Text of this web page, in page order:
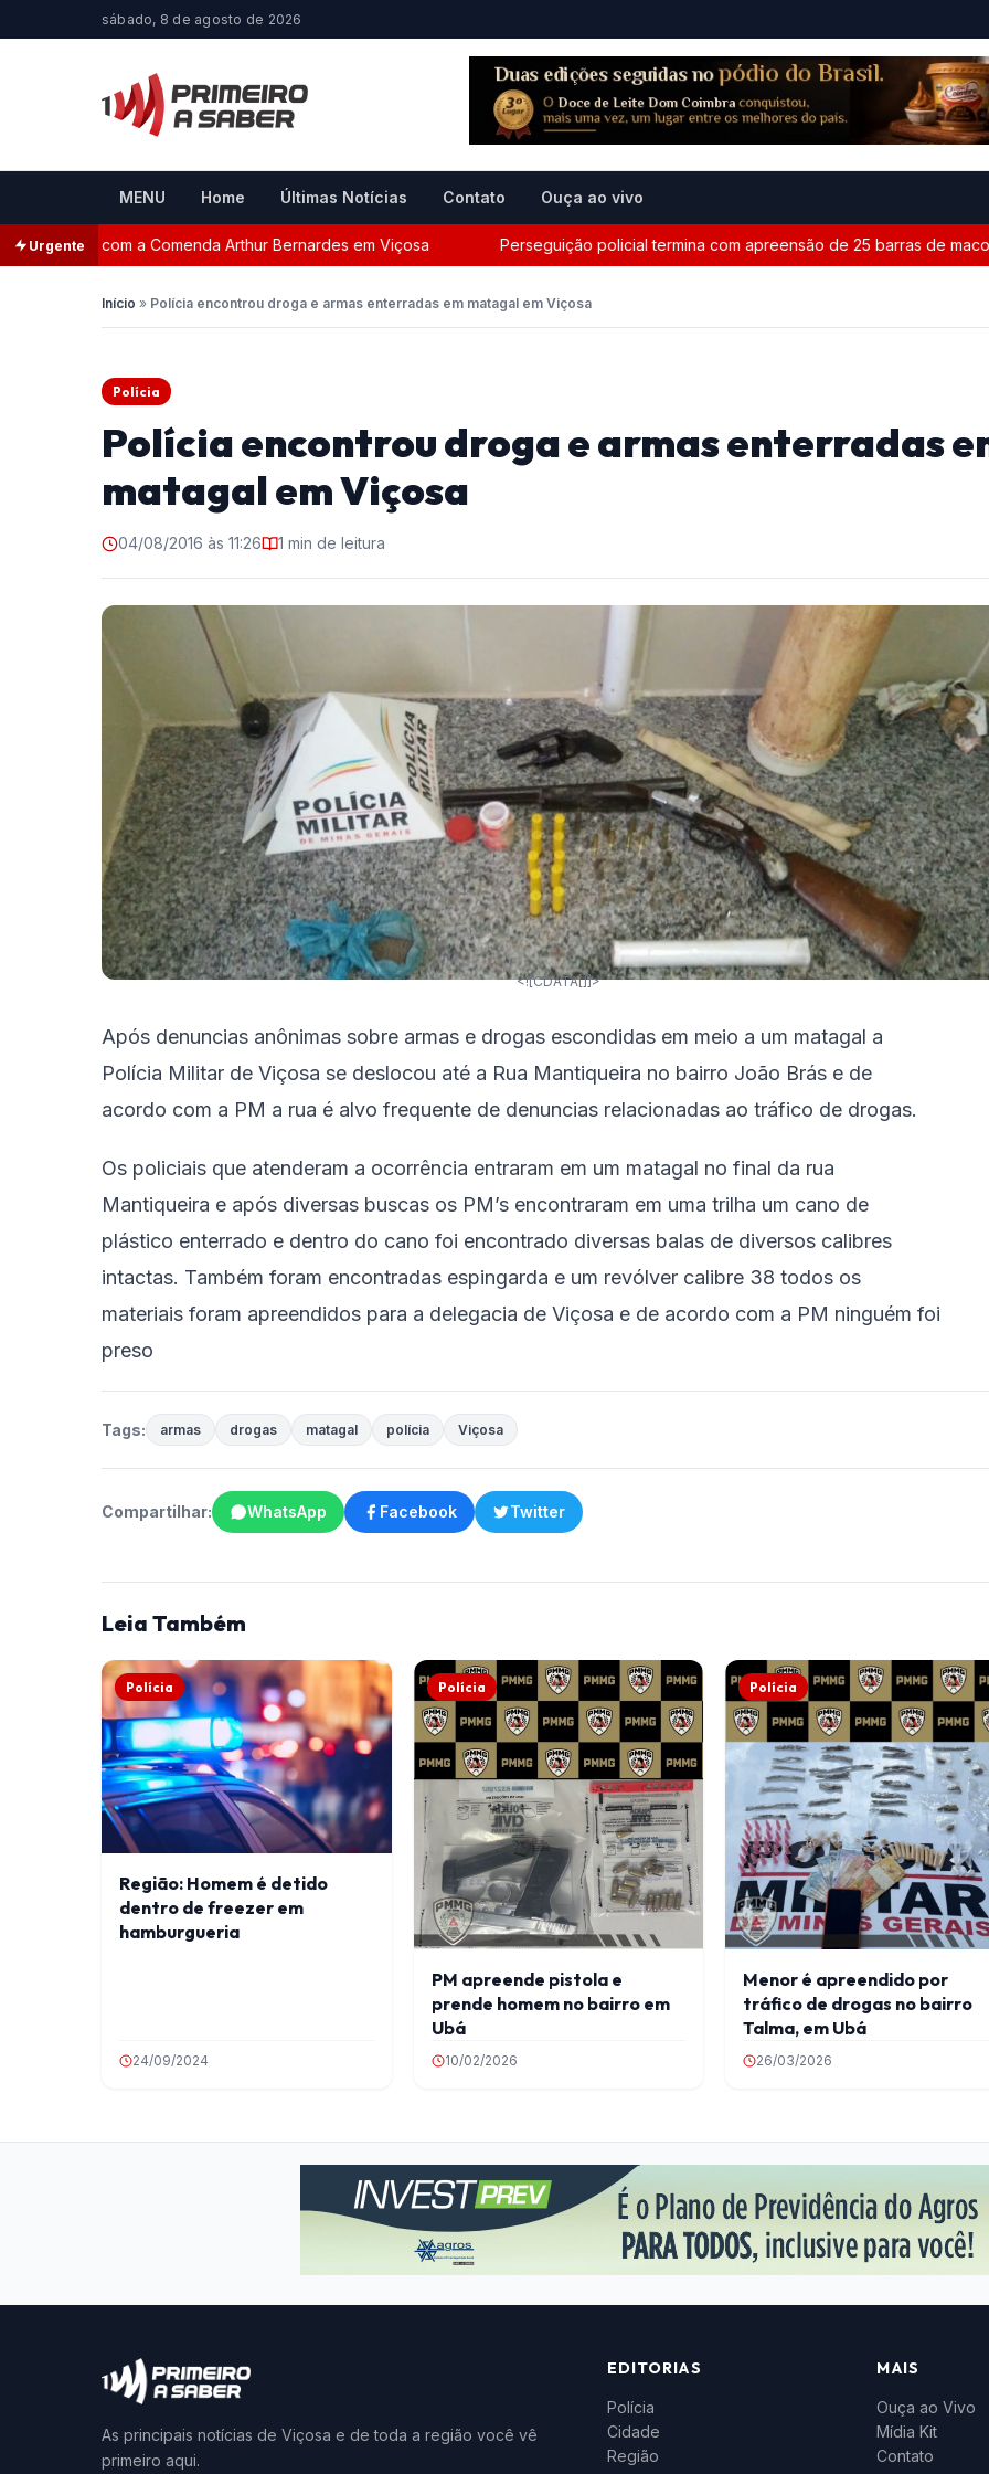
sábado, 8 de agosto de 2026
MENU Home Últimas Notícias Contato Ouça ao vivo
Urgentecom a Comenda Arthur Bernardes em Viçosa Perseguição policial termina com apreensão de 25 barras de
Início » Polícia encontrou droga e armas enterradas em matagal em Viçosa
Polícia
Polícia encontrou droga e armas enterradas
matagal em Viçosa
04/08/2016 às 11:26 1 min de leitura
<![CDATA[]]>
Após denuncias anônimas sobre armas e drogas escondidas em meio a um matagal a
Polícia Militar de Viçosa se deslocou até a Rua Mantiqueira no bairro João Brás e de
acordo com a PM a rua é alvo frequente de denuncias relacionadas ao tráfico de drogas.
Os policiais que atenderam a ocorrência entraram em um matagal no final da rua
Mantiqueira e após diversas buscas os PM’s encontraram em uma trilha um cano de
plástico enterrado e dentro do cano foi encontrado diversas balas de diversos calibres
intactas. Também foram encontradas espingarda e um revólver calibre 38 todos os
materiais foram apreendidos para a delegacia de Viçosa e de acordo com a PM ninguém foi
preso
Tags: armas drogas matagal polícia Viçosa
Compartilhar: WhatsApp Facebook Twitter
Leia Também
Polícia
Região: Homem é detido
dentro de freezer em
hamburgueria
24/09/2024
Polícia
PM apreende pistola e
prende homem no bairro em
Ubá
10/02/2026
Polícia
Menor é apreendido por
tráfico de drogas no bairro
Talma, em Ubá
26/03/2026
As principais notícias de Viçosa e de toda a região você vê
primeiro aqui.
EDITORIAS
Polícia
Cidade
Região
MAIS
Ouça ao Vivo
Mídia Kit
Contato